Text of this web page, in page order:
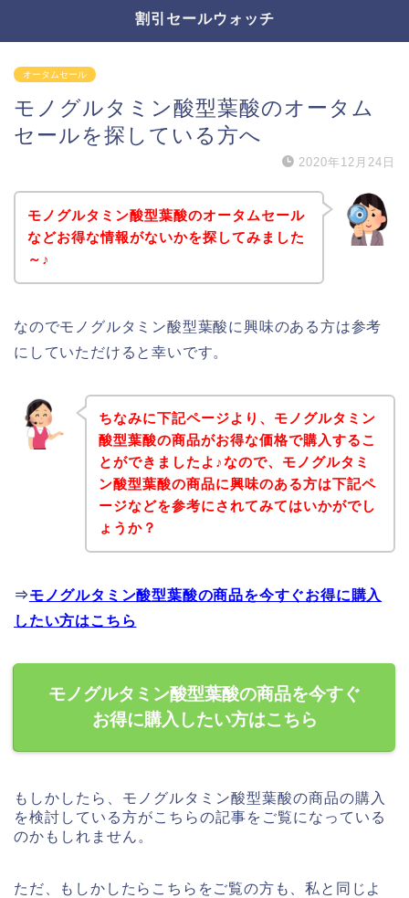
割引セールウォッチ
オータムセール
モノグルタミン酸型葉酸のオータム
セールを探している方へ
2020年12月24日
モノグルタミン酸型葉酸のオータムセール
などお得な情報がないかを探してみました
～♪
なのでモノグルタミン酸型葉酸に興味のある方は参考
にしていただけると幸いです。
ちなみに下記ページより、モノグルタミン
酸型葉酸の商品がお得な価格で購入するこ
とができましたよ♪なので、モノグルタミ
ン酸型葉酸の商品に興味のある方は下記ペ
ージなどを参考にされてみてはいかがでし
ょうか？
⇒モノグルタミン酸型葉酸の商品を今すぐお得に購入
したい方はこちら
モノグルタミン酸型葉酸の商品を今すぐ
お得に購入したい方はこちら
もしかしたら、モノグルタミン酸型葉酸の商品の購入
を検討している方がこちらの記事をご覧になっている
のかもしれません。
ただ、もしかしたらこちらをご覧の方も、私と同じよ